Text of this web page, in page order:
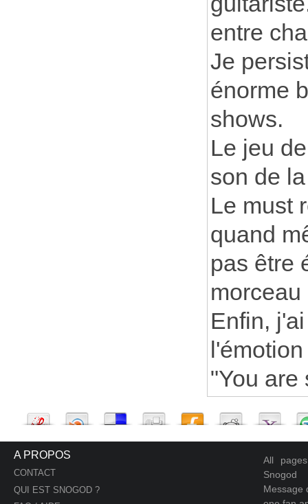
entre
Je
énorme
shows.
Le jeu
son de
Le must
quand
pas être
Enfin,
"You are
A PROPOS
CONTACT
QUI EST SNOGOD ?
All
Snogod
Message